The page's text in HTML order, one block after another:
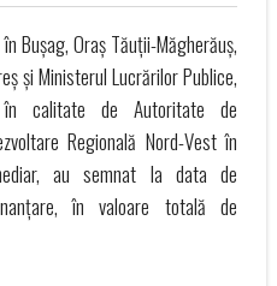
în Bușag, Oraș Tăuții-Măgherăuș,
și Ministerul Lucrărilor Publice,
în calitate de Autoritate de
Regională Nord-Vest în
au semnat la data de
în valoare totală de